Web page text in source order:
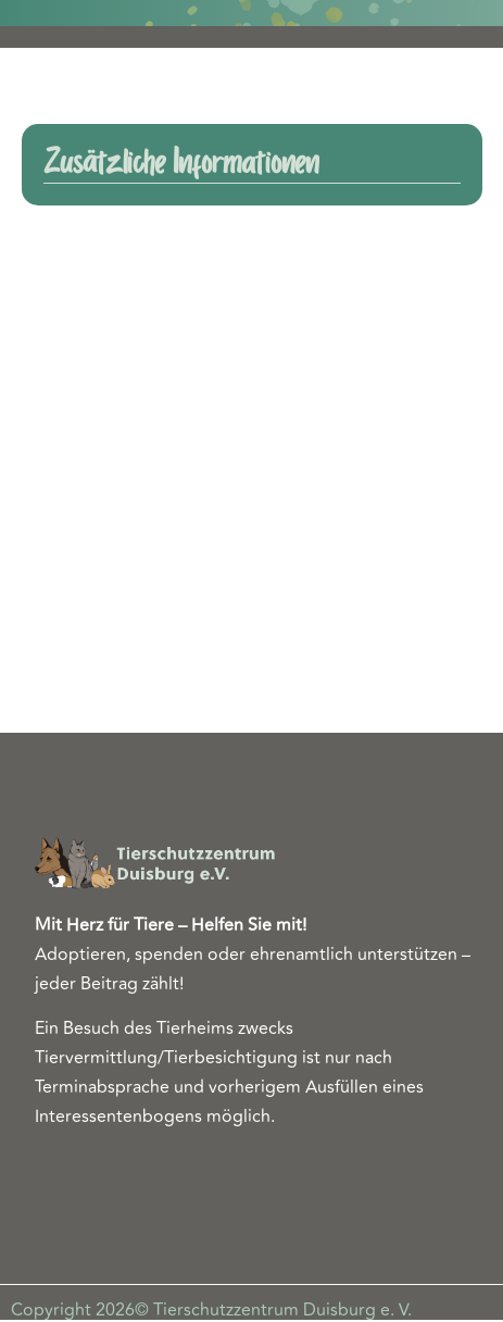
Zusätzliche Informationen
Mit Herz für Tiere – Helfen Sie mit!
Adoptieren, spenden oder ehrenamtlich unterstützen –
jeder Beitrag zählt!
Ein Besuch des Tierheims zwecks
Tiervermittlung/Tierbesichtigung ist nur nach
Terminabsprache und vorherigem Ausfüllen eines
Interessentenbogens möglich.
Copyright 2026© Tierschutzzentrum Duisburg e. V.